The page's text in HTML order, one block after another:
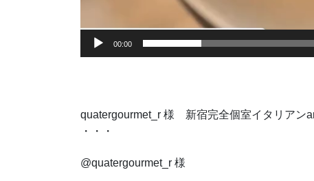
00:00
quatergourmet_r 様 新宿完全個室イタリアン
・・・
@quatergourmet_r 様